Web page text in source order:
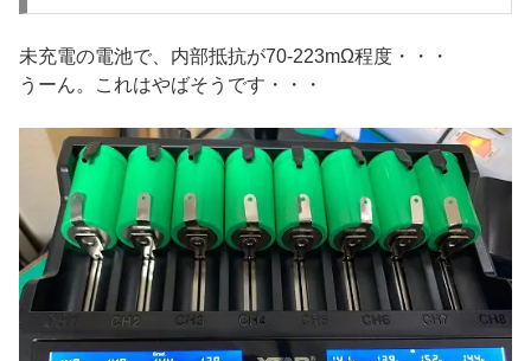
未充電の電池で、内部抵抗が70-223mΩ程度・・・
うーん。これはやばそうです・・・